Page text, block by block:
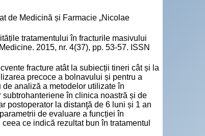
de Medicină și Farmacie „Nicolae
tratamentului în fracturile masivului
2015, nr. 4(37), pp. 53-57. ISSN
fracture atât la subiecții tineri cât și la
precoce a bolnavului și pentru a
de analiză a metodelor utilizate în
în clinica noastră și de
postoperator la distanţă de 6 luni și 1 an
de evaluare a funcției în
ce indică rezultat bun în tratamentul